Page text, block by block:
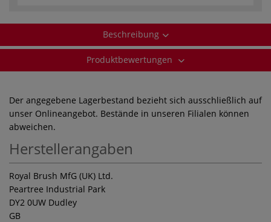
Beschreibung
Produktbewertungen
Der angegebene Lagerbestand bezieht sich ausschließlich auf
unser Onlineangebot. Bestände in unseren Filialen können
abweichen.
Herstellerangaben
Royal Brush MfG (UK) Ltd.
Peartree Industrial Park
DY2 0UW Dudley
GB